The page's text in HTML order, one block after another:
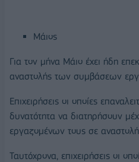
Μάιος
Για τον μήνα Μάιο έχει ήδη
αναστολής των συμβάσεων
Επιχειρήσεις οι οποίες
δυνατότητα να διατηρήσουν
εργαζομένων τους σε
Ταυτόχρονα, επιχειρήσεις οι